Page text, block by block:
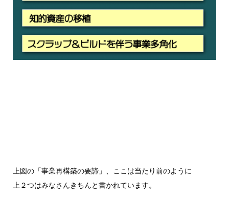
上図の「事業再構築の要諦」、ここは当たり前のように
上２つはみなさんきちんと書かれています。